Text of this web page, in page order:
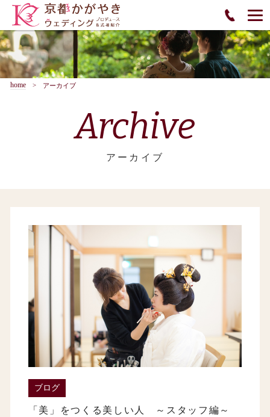
home アーカイブ
Archive
アーカイブ
ブログ
「美」をつくる美しい人 ～スタッフ編～